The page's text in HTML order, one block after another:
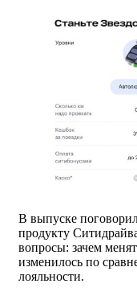
В выпуске
продукту
вопросы: зачем
изменилось по
лояльности.